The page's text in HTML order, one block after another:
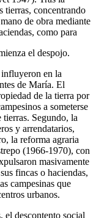
tierras, concentrando
de obra mediante
como para
el despojo.
influyeron en la
de María. El
de la tierra por
a someterse
Segundo, la
y arrendatarios,
la reforma agraria
(1966-1970), con
masivamente
fincas o haciendas,
campesinas que
urbanos.
el descontento social